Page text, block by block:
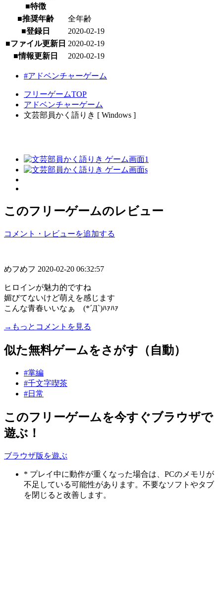
■特徴
■推奨年齢
全年齢
■登録日
2020-02-19
■ファイル更新日 2020-02-19
■情報更新日
2020-02-19
#アドベンチャーゲーム
フリーゲームTOP
アドベンチャーゲーム
文芸部員かく語りき [ Windows ]
このフリーゲームのレビュー
コメント・レビューを追加する
めフめフ 2020-02-20 06:32:57
ヒロインが魅力的ですね
媚びてないけど萌えを感じます
こんな青春いいなぁ (*´Д`)ﾊｧﾊｧ
→もっとコメントを見る
似た無料ゲームをさがす（自動）
#掌編
#千文字喫茶
#日常
このフリーゲームを今すぐブラウザで
遊ぶ！
ブラウザ版を遊ぶ
* プレイ中に動作が重くなった場合は、PCのメモリが
不足している可能性があります。不要なソフトやタブ
を閉じると改善します。